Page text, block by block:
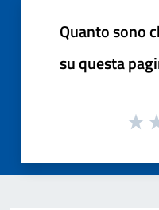
Quanto sono
su questa